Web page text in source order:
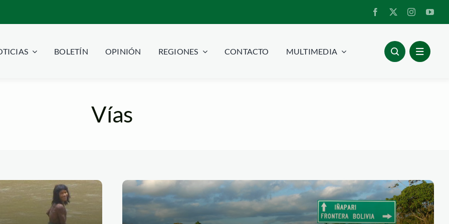
BOLETÍN OPINIÓN REGIONES CONTACTO MULTIMEDIA
Vías